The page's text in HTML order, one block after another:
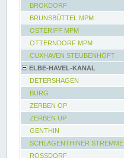
BROKDORF
BRUNSBÜTTEL MPM
OSTERIFF MPM
OTTERNDORF MPM
CUXHAVEN STEUBENHÖFT
ELBE-HAVEL-KANAL
DETERSHAGEN
BURG
ZERBEN OP
ZERBEN UP
GENTHIN
SCHLAGENTHINER STREMME
ROSSDORF